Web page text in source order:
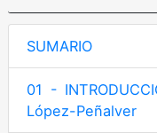
SUMARIO
01 -
López-Peñalver